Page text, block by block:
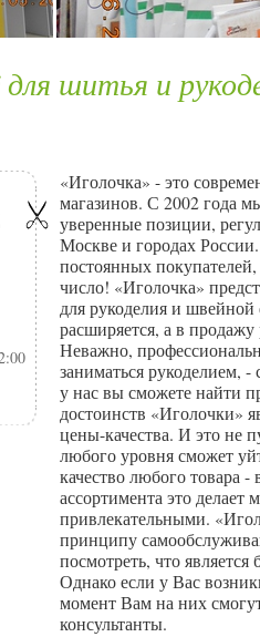
для шитья и
«Иголочка» - это
магазинов. С 2002 года
уверенные позиции,
Москве и городах
постоянных
число! «Иголочка»
для рукоделия и
расширяется, а в
Неважно,
заниматься рукоделием,
у нас вы сможете найти
достоинств «Иголочки»
цены-качества. И это не
любого уровня сможет
качество любого товара
ассортимента это
привлекательными.
принципу
посмотреть, что
Однако если у Вас
момент Вам на них
консультанты.